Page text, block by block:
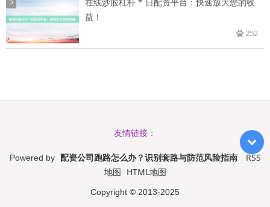
益！
252
友情链接：
Powered by 配资公司跑路怎么办？识别套路与防范风险指南
RSS
地图 HTML地图
Copyright © 2013-2025